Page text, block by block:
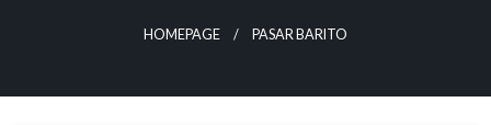
HOMEPAGE PASAR BARITO